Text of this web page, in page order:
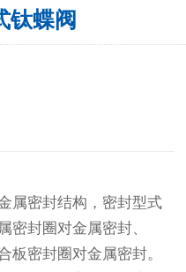
钛蝶阀
属密封结构，密封型式
密封圈对金属密封、
板密封圈对金属密封。